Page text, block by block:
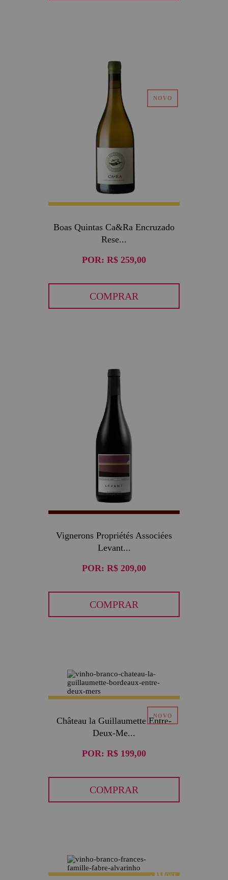
Boas Quintas Ca&Ra Encruzado
Rese...
POR: R$ 259,00
COMPRAR
Vignerons Propriétés Associées
Levant...
POR: R$ 209,00
COMPRAR
Château la Guillaumette Entre-
Deux-Me...
POR: R$ 199,00
COMPRAR
50